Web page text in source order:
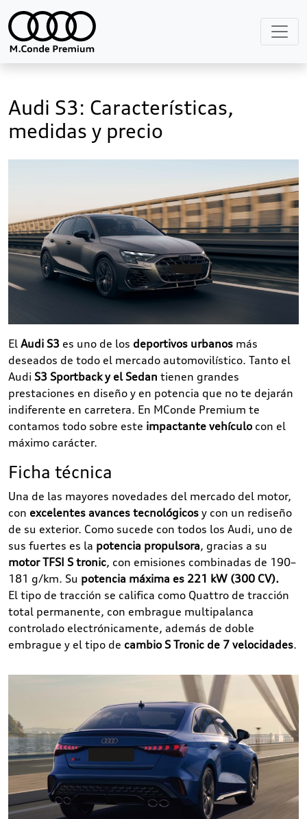
Audi S3: Características,
medidas y precio
El Audi S3 es uno de los deportivos urbanos más
deseados de todo el mercado automovilístico. Tanto el
Audi S3 Sportback y el Sedan tienen grandes
prestaciones en diseño y en potencia que no te dejarán
indiferente en carretera. En MConde Premium te
contamos todo sobre este impactante vehículo con el
máximo carácter.
Ficha técnica
Una de las mayores novedades del mercado del motor,
con excelentes avances tecnológicos y con un rediseño
de su exterior. Como sucede con todos los Audi, uno de
sus fuertes es la potencia propulsora, gracias a su
motor TFSI S tronic, con emisiones combinadas de 190–
181 g/km. Su potencia máxima es 221 kW (300 CV).
El tipo de tracción se califica como Quattro de tracción
total permanente, con embrague multipalanca
controlado electrónicamente, además de doble
embrague y el tipo de cambio S Tronic de 7 velocidades.